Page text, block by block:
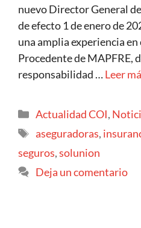
nuevo Director General
de efecto 1 de enero de
una amplia experiencia
Procedente de MAPFRE,
responsabilidad …Leer
Actualidad COI,
aseguradoras,
seguros,solunion
Deja un comentario